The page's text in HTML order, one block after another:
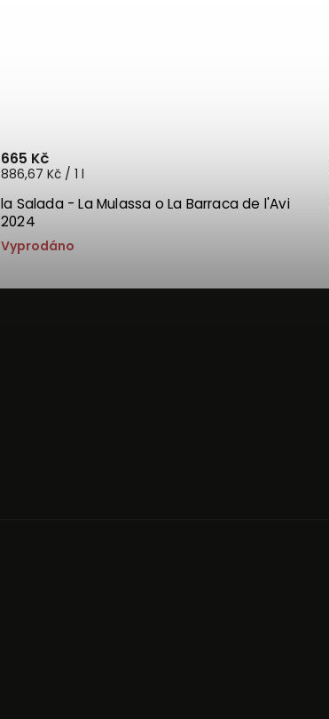
la Salada - La Mulassa o La Barraca de l'Avi
2024
Vyprodáno
665 Kč
886,67 Kč / 1 l